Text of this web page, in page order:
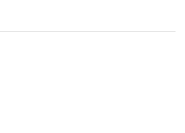
користен како инструмент за
префрли вината […]